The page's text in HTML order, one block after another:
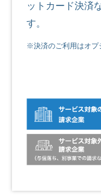
ットカード決済
す。
※決済のご利用はオプ